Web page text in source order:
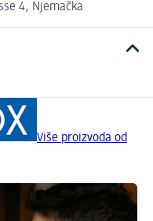
4, Njemačka
Više proizvoda od